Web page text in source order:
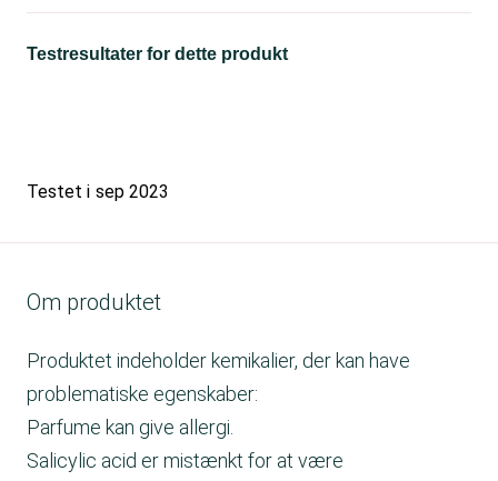
Testresultater for dette produkt
Testet i sep 2023
Om produktet
Produktet indeholder kemikalier, der kan have
problematiske egenskaber:
Parfume kan give allergi.
Salicylic acid er mistænkt for at være